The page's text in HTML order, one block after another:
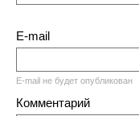
E-mail
E-mail не будет опубликован
Комментарий